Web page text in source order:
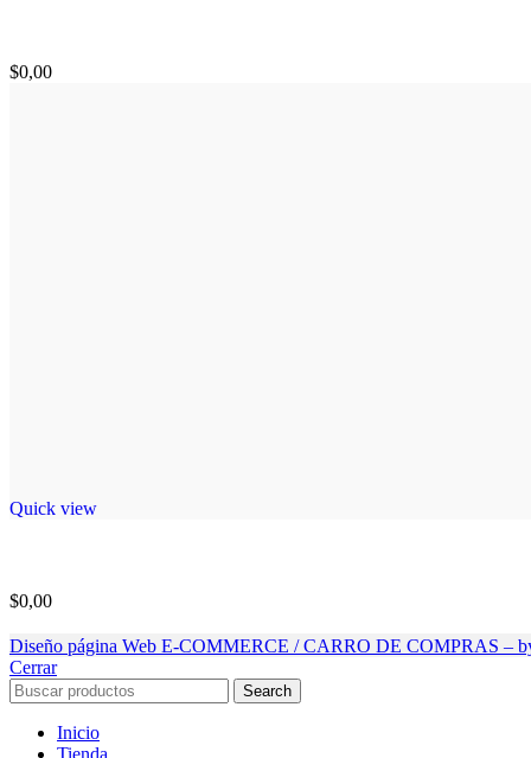
$0,00
Quick view
$0,00
Diseño página Web E-COMMERCE / CARRO DE COMPRAS –
Cerrar
Search
Inicio
Tienda